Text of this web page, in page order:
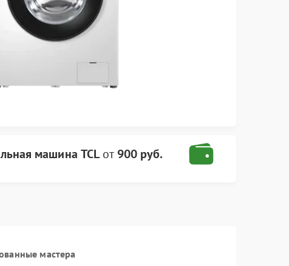
машина TCL от 900 руб.
мастера